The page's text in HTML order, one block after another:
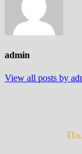
admin
View all posts by